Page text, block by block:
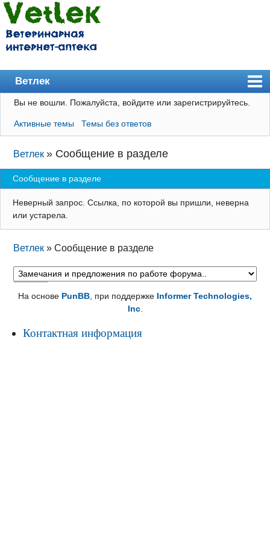
Ветлек
Главная
Пользователи
Правила
Поиск
Регистрация
Вход
Вы не вошли. Пожалуйста, войдите или зарегистрируйтесь.
Активные темы Темы без ответов
Ветлек » Сообщение в разделе
Сообщение в разделе
Неверный запрос. Ссылка, по которой вы пришли, неверна
или устарела.
Ветлек »Сообщение в разделе
На основе PunBB , при поддержке Informer Technologies,
Inc.
Контактная информация